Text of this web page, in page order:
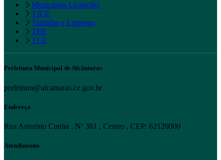
Municípios Licitações
TJCE
Trabalho e Emprego
TRE
TCE
Prefeitura Municipal de Alcântaras
prefeitura@alcantaras.ce.gov.br
Endereço
Rua Anturino Cunha , Nº 361 , Centro , CEP: 62120000
Atendimento